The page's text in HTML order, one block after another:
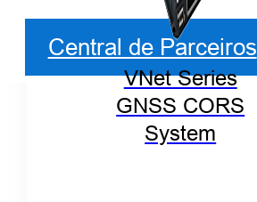
VNet Series
GNSS CORS
System
Central de Parceiros